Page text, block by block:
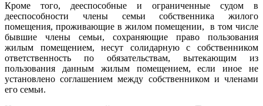
Кроме того, дееспособные и ограниченные судом в
дееспособности члены семьи собственника жилого
помещения, проживающие в жилом помещении, в том числе
бывшие члены семьи, сохраняющие право пользования
жилым помещением, несут солидарную с собственником
ответственность по обязательствам, вытекающим из
пользования данным жилым помещением, если иное не
установлено соглашением между собственником и членами
его семьи.